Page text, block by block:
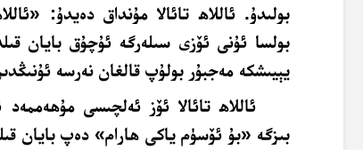
بولىدۇ. ئاللاھ تائالا مۇنداق دەيدۇ:
بولسا ئۇنى ئۆزى سىلەرگە ئۇچۇق بايان
يېيىشكە مەجبۇر بولۇپ قالغان نەرسە ئۇنىڭدىن
ئاللاھ تائالا ئۆز ئەلچىسى مۇھەممەد
بىزگە «بۇ ئۆسۈم ياكى ھارام» دەپ بايان